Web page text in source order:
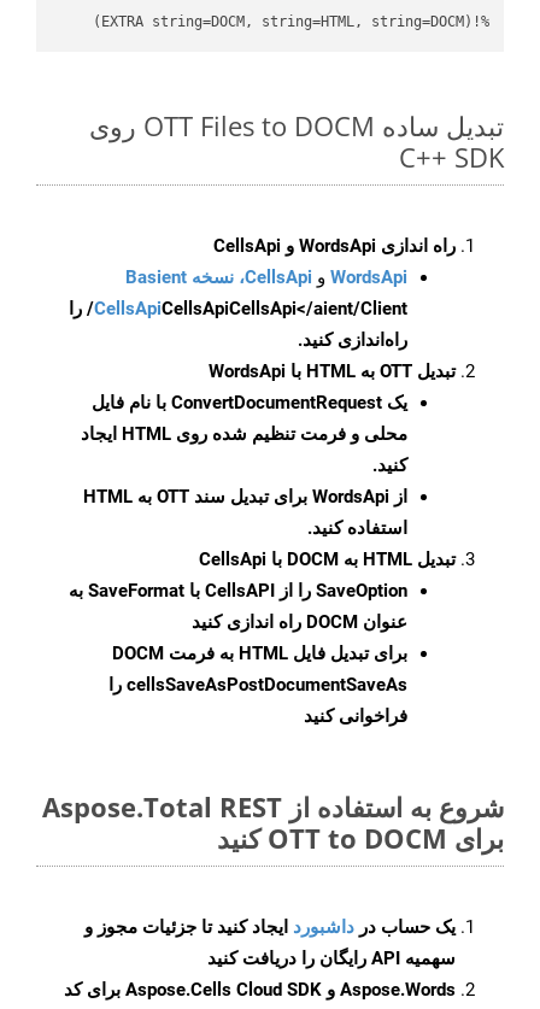
%!(EXTRA string=DOCM, string=HTML, string=DOCM)
تبدیل ساده OTT Files to DOCM روی
C++ SDK
راه اندازی WordsApi و CellsApi
WordsApi و CellsApi، نسخه Basient
CellsApiCellsApi
CellsApi</aient/Client/ را
راه‌اندازی کنید.
تبدیل OTT به HTML با WordsApi
یک ConvertDocumentRequest با نام فایل
محلی و فرمت تنظیم شده روی HTML ایجاد
کنید.
از WordsApi برای تبدیل سند OTT به HTML
استفاده کنید.
تبدیل HTML به DOCM با CellsApi
SaveOption
را از CellsAPI با SaveFormat به
عنوان DOCM راه اندازی کنید
برای تبدیل فایل HTML به فرمت
DOCM
cellsSaveAsPostDocumentSaveAs را
فراخوانی کنید
شروع به استفاده از Aspose.Total REST
برای OTT to DOCM کنید
یک حساب در داشبورد ایجاد کنید تا جزئیات مجوز و
سهمیه API رایگان را دریافت کنید
Aspose.Words و Aspose.Cells Cloud SDK برای کد